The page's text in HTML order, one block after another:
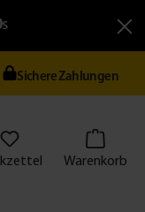
s
Sichere Zahlungen
Warenkorb